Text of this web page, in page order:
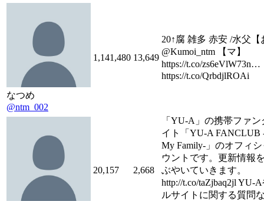
なつめ
@ntm_002
1,141,480 13,649
20↑腐 雑多 赤安 /水父【
@Kumoi_ntm 【マ】
https://t.co/
https://t.co/QrbdjlROAi
20,157 2,668
「YU-A」の携帯ファ
イト「YU-A FANCLUB
My Family-」のオフィ
ウントです。更新情報
ぶやいていきます。
http://t.co/taZjbaq2jl YU-
ルサイトに関する質問